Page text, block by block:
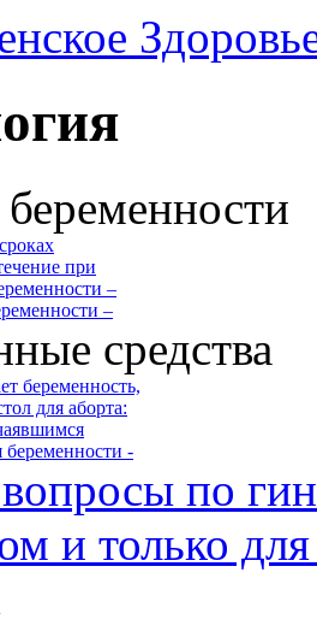
при
–
–
средства
беременность,
для аборта:
беременности -
по
и только